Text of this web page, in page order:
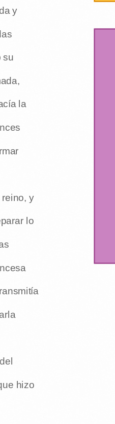
y
su
la
y
lo
hizo